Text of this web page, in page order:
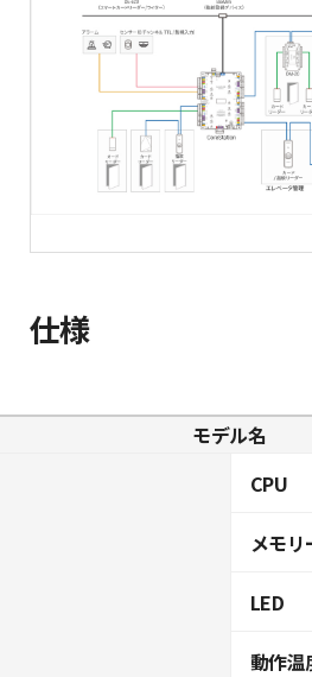
仕様
モデル名
CPU
メモリ
LED
動作温